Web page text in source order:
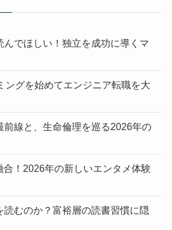
んでほしい！独立を成功に導くマ
ングを始めてエンジニア転職を大
前線と、生命倫理を巡る2026年の
合！2026年の新しいエンタメ体験
読むのか？富裕層の読書習慣に隠